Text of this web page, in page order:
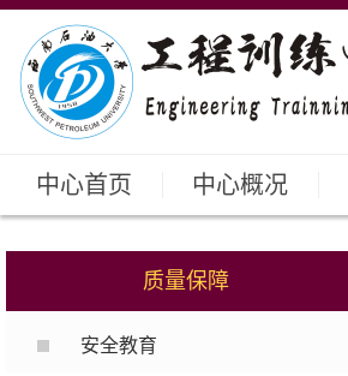
中心首页 中心概况
质量保障
安全教育